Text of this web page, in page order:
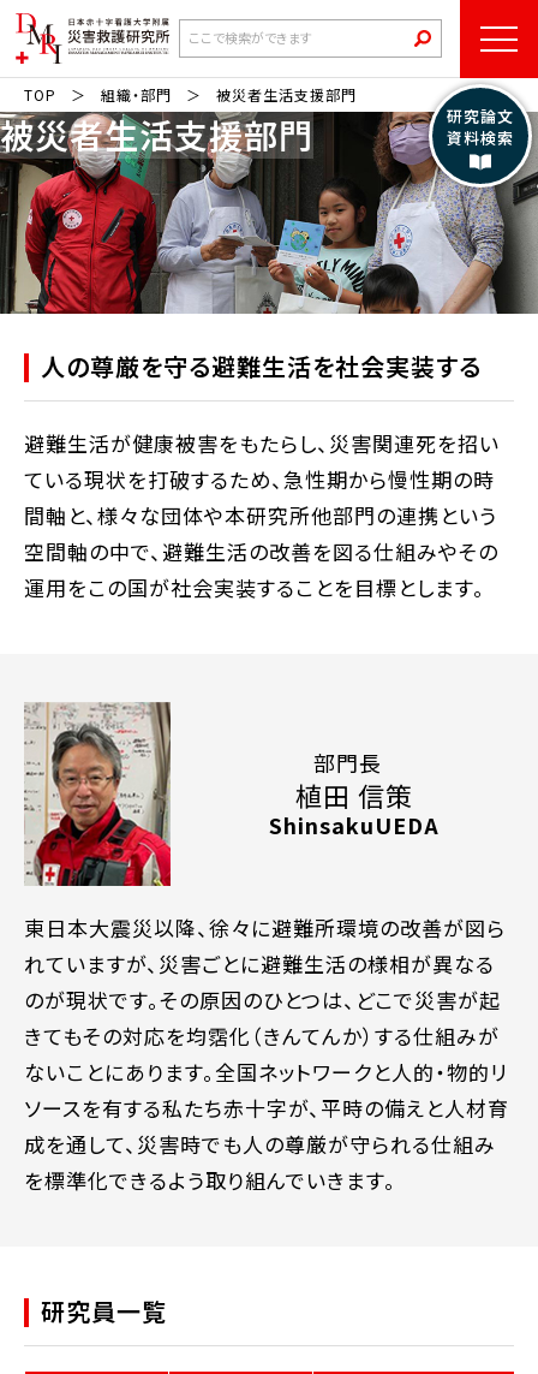
TOP 組織・部門 被災者生活支援部門
被災者生活支援部門
人の尊厳を守る避難生活を社会実装する
避難生活が健康被害をもたらし、災害関連死を招い
ている現状を打破するため、急性期から慢性期の時
間軸と、様々な団体や本研究所他部門の連携という
空間軸の中で、避難生活の改善を図る仕組みやその
運用をこの国が社会実装することを目標とします。
部門長
植田 信策
ShinsakuUEDA
東日本大震災以降、徐々に避難所環境の改善が図ら
れていますが、災害ごとに避難生活の様相が異なる
のが現状です。その原因のひとつは、どこで災害が起
きてもその対応を均霑化（きんてんか）する仕組みが
ないことにあります。全国ネットワークと人的・物的リ
ソースを有する私たち赤十字が、平時の備えと人材育
成を通して、災害時でも人の尊厳が守られる仕組み
を標準化できるよう取り組んでいきます。
研究員一覧
研究論文
資料検索